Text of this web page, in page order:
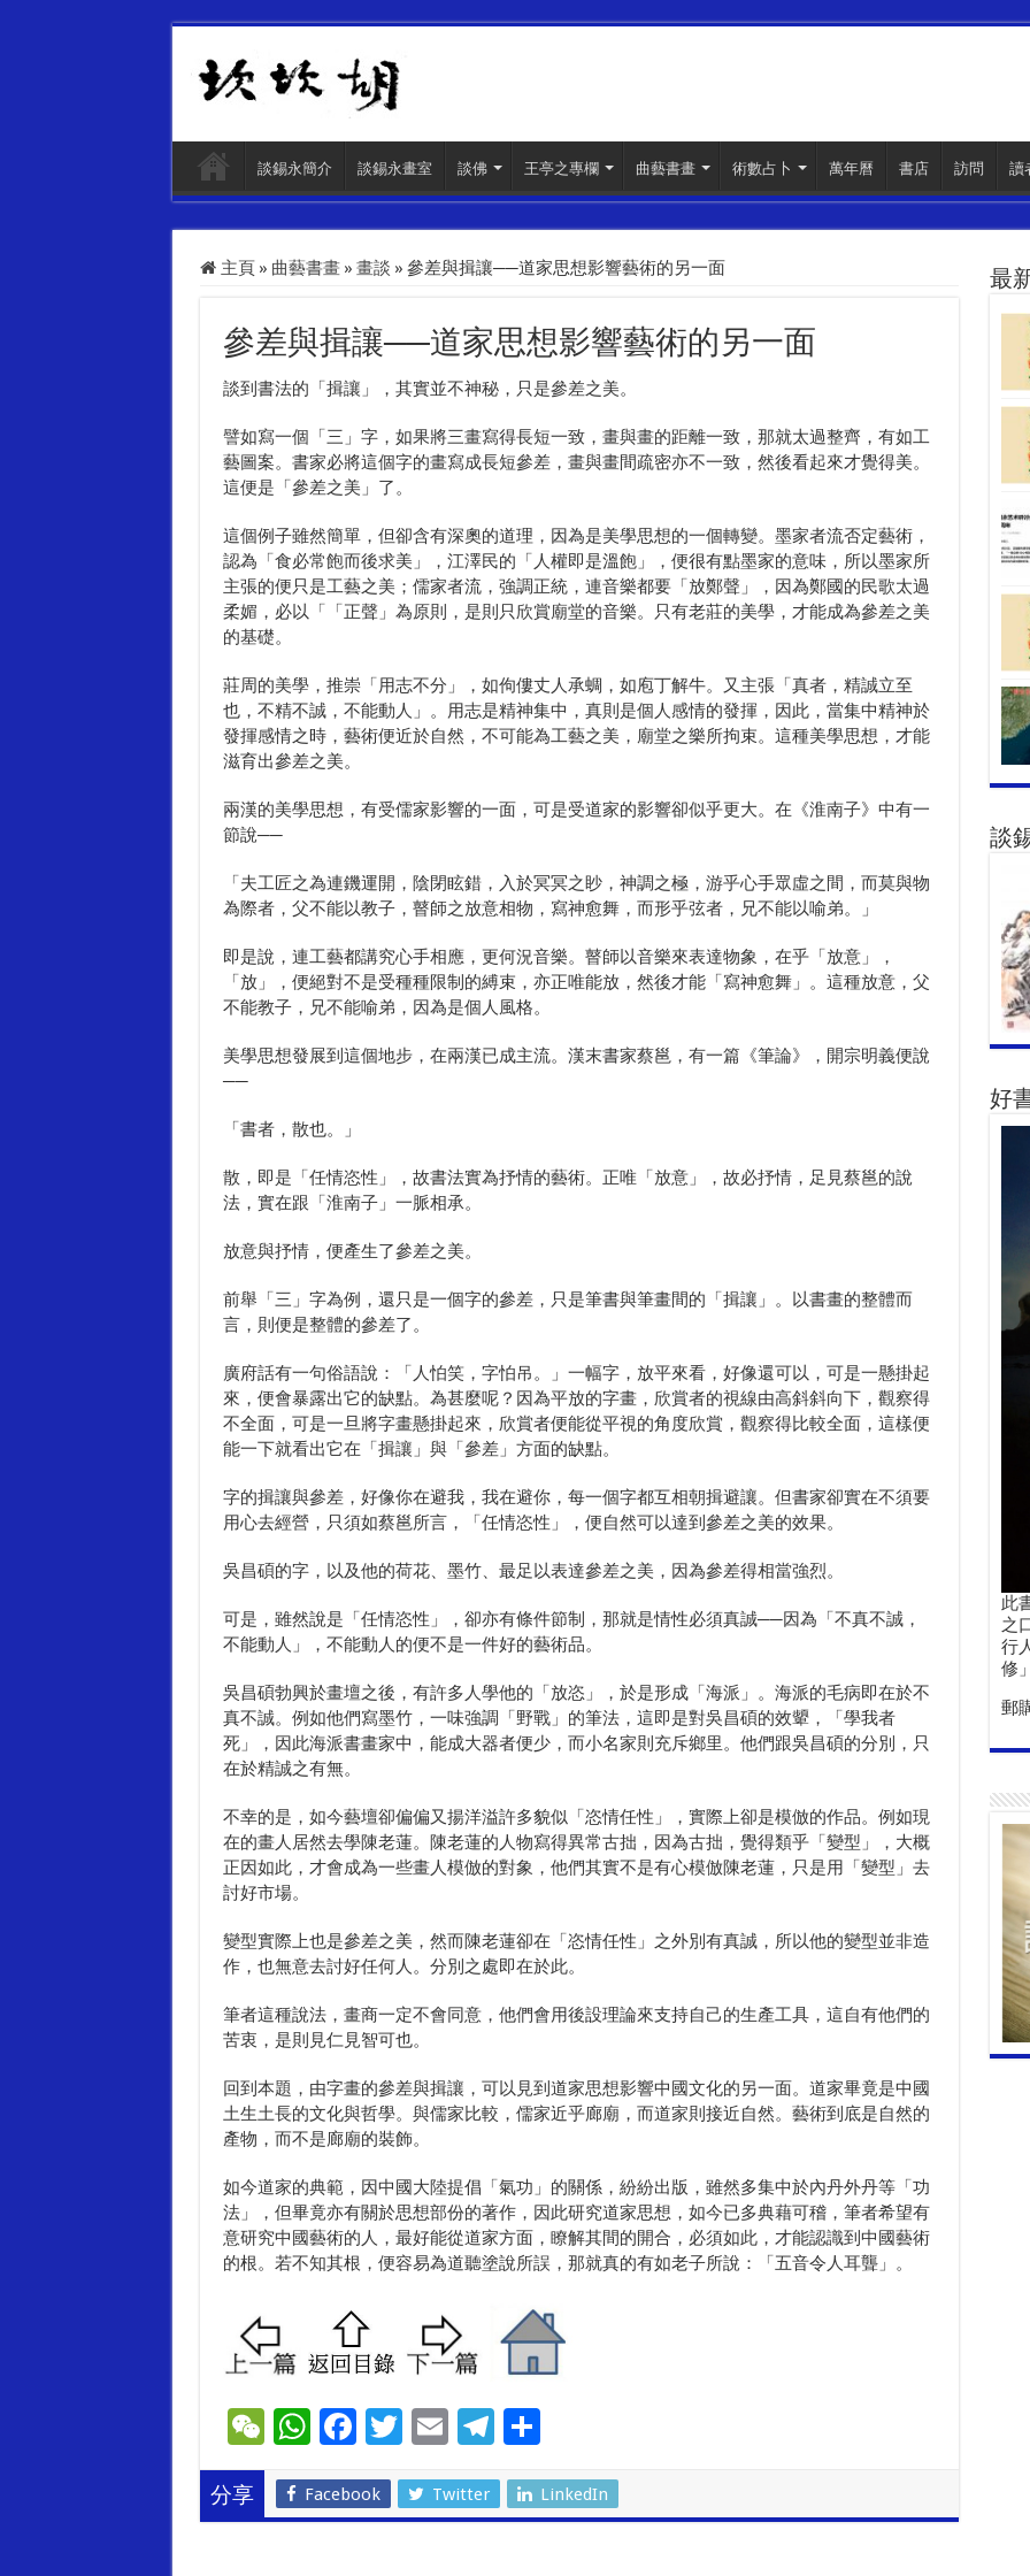
談錫永簡介 談錫永畫室 談佛 王亭之專欄 曲藝書畫 術數占卜 萬年曆 書店 訪問 讀
主頁 » 曲藝書畫 » 畫談 » 參差與揖讓──道家思想影響藝術的另一面
參差與揖讓──道家思想影響藝術的另一面
談到書法的「揖讓」，其實並不神秘，只是參差之美。
譬如寫一個「三」字，如果將三畫寫得長短一致，畫與畫的距離一致，那就太過整齊，有如工
藝圖案。書家必將這個字的畫寫成長短參差，畫與畫間疏密亦不一致，然後看起來才覺得美。
這便是「參差之美」了。
這個例子雖然簡單，但卻含有深奧的道理，因為是美學思想的一個轉變。墨家者流否定藝術，
認為「食必常飽而後求美」，江澤民的「人權即是溫飽」，便很有點墨家的意味，所以墨家所
主張的便只是工藝之美；儒家者流，強調正統，連音樂都要「放鄭聲」，因為鄭國的民歌太過
柔媚，必以「「正聲」為原則，是則只欣賞廟堂的音樂。只有老莊的美學，才能成為參差之美
的基礎。
莊周的美學，推崇「用志不分」，如佝僂丈人承蜩，如庖丁解牛。又主張「真者，精誠立至
也，不精不誠，不能動人」。用志是精神集中，真則是個人感情的發揮，因此，當集中精神於
發揮感情之時，藝術便近於自然，不可能為工藝之美，廟堂之樂所拘束。這種美學思想，才能
滋育出參差之美。
兩漢的美學思想，有受儒家影響的一面，可是受道家的影響卻似乎更大。在《淮南子》中有一
節說──
「夫工匠之為連鐖運開，陰閉眩錯，入於冥冥之眇，神調之極，游乎心手眾虛之間，而莫與物
為際者，父不能以教子，瞽師之放意相物，寫神愈舞，而形乎弦者，兄不能以喻弟。」
即是說，連工藝都講究心手相應，更何況音樂。瞽師以音樂來表達物象，在乎「放意」，
「放」，便絕對不是受種種限制的縛束，亦正唯能放，然後才能「寫神愈舞」。這種放意，父
不能教子，兄不能喻弟，因為是個人風格。
美學思想發展到這個地步，在兩漢已成主流。漢末書家蔡邕，有一篇《筆論》，開宗明義便說
──
「書者，散也。」
散，即是「任情恣性」，故書法實為抒情的藝術。正唯「放意」，故必抒情，足見蔡邕的說
法，實在跟「淮南子」一脈相承。
放意與抒情，便產生了參差之美。
前舉「三」字為例，還只是一個字的參差，只是筆書與筆畫間的「揖讓」。以書畫的整體而
言，則便是整體的參差了。
廣府話有一句俗語說：「人怕笑，字怕吊。」一幅字，放平來看，好像還可以，可是一懸掛起
來，便會暴露出它的缺點。為甚麼呢？因為平放的字畫，欣賞者的視線由高斜斜向下，觀察得
不全面，可是一旦將字畫懸掛起來，欣賞者便能從平視的角度欣賞，觀察得比較全面，這樣便
能一下就看出它在「揖讓」與「參差」方面的缺點。
字的揖讓與參差，好像你在避我，我在避你，每一個字都互相朝揖避讓。但書家卻實在不須要
用心去經營，只須如蔡邕所言，「任情恣性」，便自然可以達到參差之美的效果。
吳昌碩的字，以及他的荷花、墨竹、最足以表達參差之美，因為參差得相當強烈。
可是，雖然說是「任情恣性」，卻亦有條件節制，那就是情性必須真誠──因為「不真不誠，
不能動人」，不能動人的便不是一件好的藝術品。
吳昌碩勃興於畫壇之後，有許多人學他的「放恣」，於是形成「海派」。海派的毛病即在於不
真不誠。例如他們寫墨竹，一味強調「野戰」的筆法，這即是對吳昌碩的效顰，「學我者
死」，因此海派書畫家中，能成大器者便少，而小名家則充斥鄉里。他們跟吳昌碩的分別，只
在於精誠之有無。
不幸的是，如今藝壇卻偏偏又揚洋溢許多貌似「恣情任性」，實際上卻是模倣的作品。例如現
在的畫人居然去學陳老蓮。陳老蓮的人物寫得異常古拙，因為古拙，覺得類乎「變型」，大概
正因如此，才會成為一些畫人模倣的對象，他們其實不是有心模倣陳老蓮，只是用「變型」去
討好市場。
變型實際上也是參差之美，然而陳老蓮卻在「恣情任性」之外別有真誠，所以他的變型並非造
作，也無意去討好任何人。分別之處即在於此。
筆者這種說法，畫商一定不會同意，他們會用後設理論來支持自己的生產工具，這自有他們的
苦衷，是則見仁見智可也。
回到本題，由字畫的參差與揖讓，可以見到道家思想影響中國文化的另一面。道家畢竟是中國
土生土長的文化與哲學。與儒家比較，儒家近乎廊廟，而道家則接近自然。藝術到底是自然的
產物，而不是廊廟的裝飾。
如今道家的典範，因中國大陸提倡「氣功」的關係，紛紛出版，雖然多集中於內丹外丹等「功
法」，但畢竟亦有關於思想部份的著作，因此研究道家思想，如今已多典藉可稽，筆者希望有
意研究中國藝術的人，最好能從道家方面，瞭解其間的開合，必須如此，才能認識到中國藝術
的根。若不知其根，便容易為道聽塗說所誤，那就真的有如老子所說：「五音令人耳聾」。
W
e
C
h
W
at
sA
F
e
b
T
tt
er
E
ai
l
T
e
gr
S
ar
e
分享 Facebook Twitter LinkedIn
最
談
好
此
之
行
修
郵